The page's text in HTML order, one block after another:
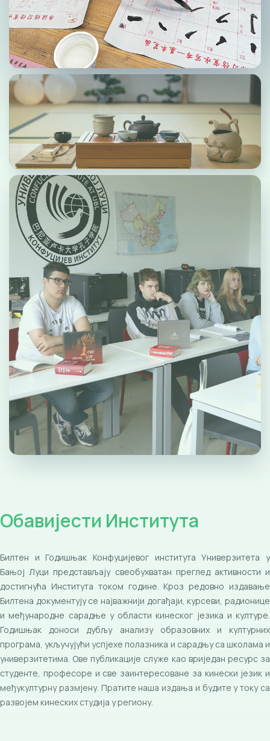
Обавијести Института
Билтен и Годишњак Конфуцијевог института Универзитета у
Бањој Луци представљају свеобухватан преглед активности и
достигнућа Института током године. Кроз редовно издавање
Билтена документују се најважнији догађаји, курсеви, радионице
и међународне сарадње у области кинеског језика и културе.
Годишњак доноси дубљу анализу образовних и културних
програма, укључујући успјехе полазника и сарадњу са школама и
универзитетима. Ове публикације служе као вриједан ресурс за
студенте, професоре и све заинтересоване за кинески језик и
међукултурну размјену. Пратите наша издања и будите у току са
развојем кинеских студија у региону.